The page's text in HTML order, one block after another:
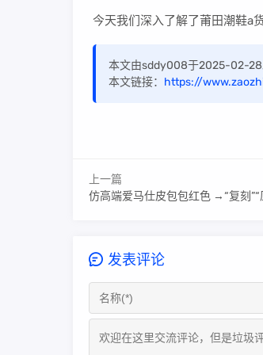
今天我们深入了解了莆田潮鞋a
本文由sddy008于2025-02-28
本文链接： https://
上一篇
仿高端爱马仕皮包包红色 →“复刻”“
发表评论